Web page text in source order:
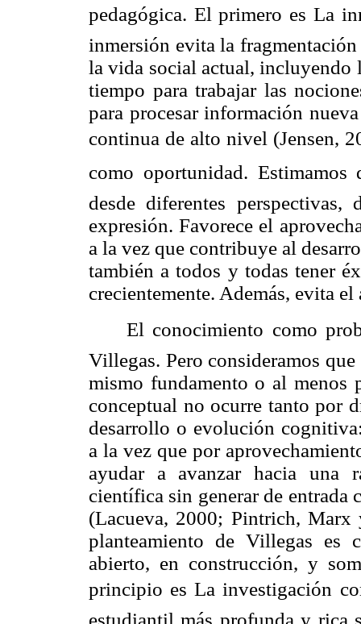
pedagógica. El primero es La
inmersión evita la
la vida social actual,
tiempo para trabajar las
para procesar información
continua de alto nivel (Jensen,
como oportunidad.
desde diferentes
expresión. Favorece el
a la vez que contribuye al
también a todos y todas tener
crecientemente. Además, evita
El conocimiento como
Villegas. Pero consideramos
mismo fundamento o al menos
conceptual no ocurre tanto por
desarrollo o evolución
a la vez que por
ayudar a avanzar hacia una
científica sin generar de entrada
(Lacueva, 2000; Pintrich,
planteamiento de Villegas es
abierto, en construcción, y
principio es La investigación
estudiantil más profunda y rica